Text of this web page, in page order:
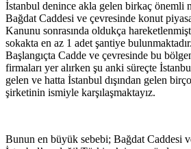
İstanbul denince akla gelen birkaç önemli
Bağdat Caddesi ve çevresinde konut
Kanunu sonrasında oldukça
sokakta en az 1 adet şantiye bulunmaktadır.
Başlangıçta Cadde ve çevresinde bu
firmaları yer alırken şu anki süreçte
gelen ve hatta İstanbul dışından gelen
şirketinin ismiyle karşılaşmaktayız.
Bunun en büyük sebebi; Bağdat Caddesi